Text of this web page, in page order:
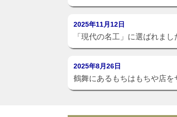
2025年11月12日
「現代の名工」に選ばれまし
2025年8月26日
鶴舞にあるもちはもちや店